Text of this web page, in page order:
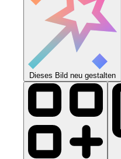
Dieses Bild neu gestalten